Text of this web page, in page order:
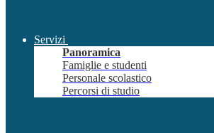
Servizi
Panoramica
Famiglie e studenti
Personale scolastico
Percorsi di studio